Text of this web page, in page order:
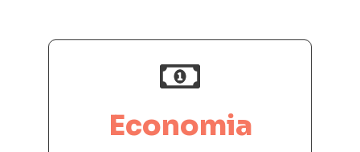
Economia